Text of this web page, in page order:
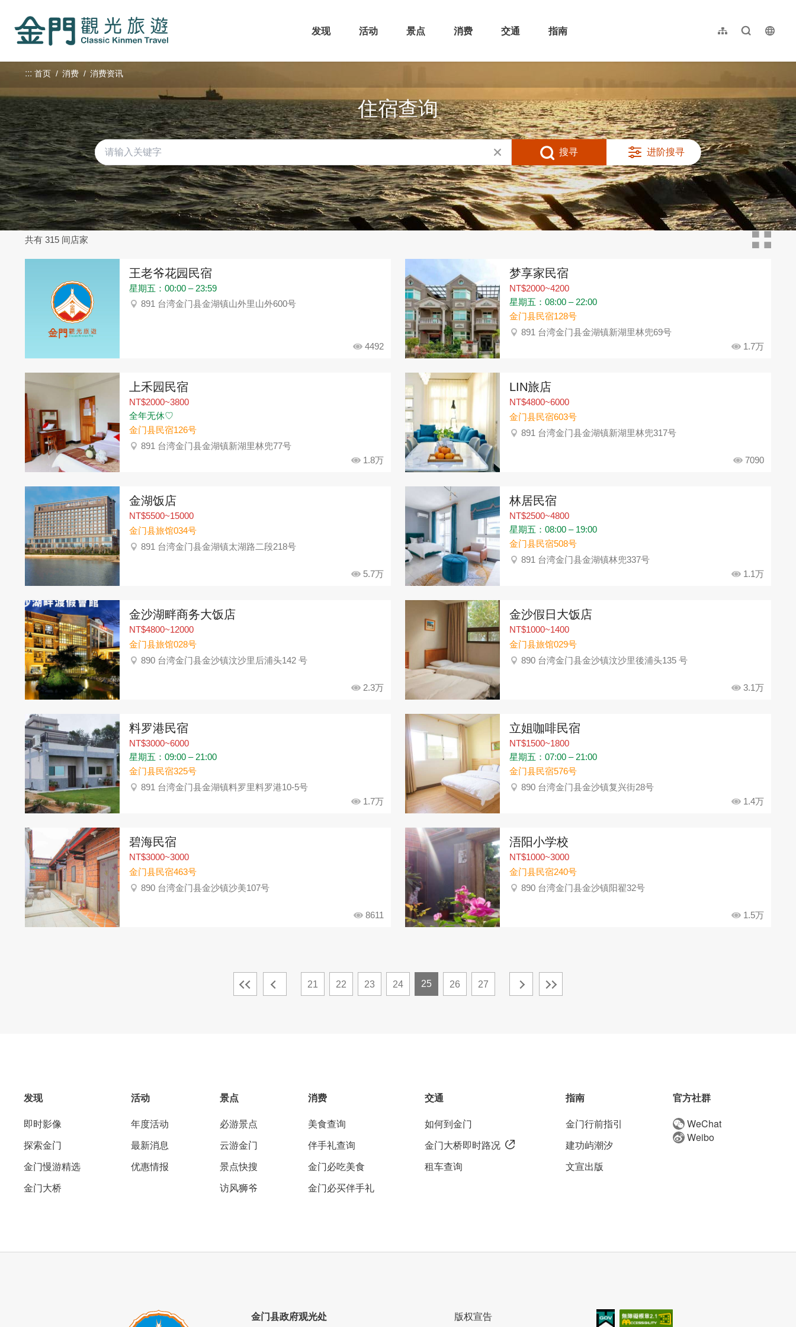
内
发现
活动 景点 消费 交通 指南 网站导览全文检索
繁體中文
日本語
한국어
::: 首页 消费 消费资讯
住宿查询
搜寻 进阶搜寻
共有 315 间店家
王老爷花园民宿
星期五：00:00 – 23:59
891 台湾金门县金湖镇山外里山外600号
4492
梦享家民宿
NT$2000~4200
星期五：08:00 – 22:00
金门县民宿128号
891 台湾金门县金湖镇新湖里林兜69号
1.7万
上禾园民宿
NT$2000~3800
全年无休♡
金门县民宿126号
891 台湾金门县金湖镇新湖里林兜77号
1.8万
LIN旅店
NT$4800~6000
金门县民宿603号
891 台湾金门县金湖镇新湖里林兜317号
7090
金湖饭店
NT$5500~15000
金门县旅馆034号
891 台湾金门县金湖镇太湖路二段218号
5.7万
林居民宿
NT$2500~4800
星期五：08:00 – 19:00
金门县民宿508号
891 台湾金门县金湖镇林兜337号
1.1万
金沙湖畔商务大饭店
NT$4800~12000
金门县旅馆028号
890 台湾金门县金沙镇汶沙里后浦头142 号
2.3万
金沙假日大饭店
NT$1000~1400
金门县旅馆029号
890 台湾金门县金沙镇汶沙里後浦头135 号
3.1万
料罗港民宿
NT$3000~6000
星期五：09:00 – 21:00
金门县民宿325号
891 台湾金门县金湖镇料罗里料罗港10-5号
1.7万
立姐咖啡民宿
NT$1500~1800
星期五：07:00 – 21:00
金门县民宿576号
890 台湾金门县金沙镇复兴街28号
1.4万
碧海民宿
NT$3000~3000
金门县民宿463号
890 台湾金门县金沙镇沙美107号
8611
浯阳小学校
NT$1000~3000
金门县民宿240号
890 台湾金门县金沙镇阳翟32号
1.5万
21 22 23 24 25 26 27
发现
即时影像
探索金门
金门慢游精选
金门大桥
活动
年度活动
最新消息
优惠情报
景点
必游景点
云游金门
景点快搜
访风狮爷
消费
美食查询
伴手礼查询
金门必吃美食
金门必买伴手礼
交通
如何到金门
金门大桥即时路况
租车查询
指南
金门行前指引
建功屿潮汐
文宣出版
官方社群
WeChat
Weibo
金门县政府观光处 版权宣告